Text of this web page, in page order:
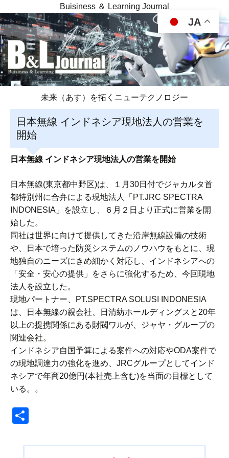
Buisiness ＆ Learning Journal
未来（あす）を拓くニューテクノロジー
日本無線 インドネシア現地法人の営業を
開始
日本無線 インドネシア現地法人の営業を開始
日本無線(東京都中野区)は、１月30日付でジャカルタ首
都特別州に合弁による現地法人「PT.JRC SPECTRA
INDONESIA」を設立し、６月２日より正式に営業を開
始した。
同社は世界に向けて提供してきた沿岸無線設備の技術
や、日本で培った防災システムのノウハウをもとに、現
地独自のニーズにきめ細かく対応し、インドネシアへの
「安全・安心の提供」をさらに強化するため、今回現地
法人を設立した。
現地パートナー、PT.SPECTRA SOLUSI INDONESIA
は、日本無線の親会社、日清紡ホールディングスと20年
以上の提携関係にある財閥ワルが、ジャヤ・グループの
関連会社。
インドネシア自国予算による案件への対応やODA案件で
の現地調達力の強化を進め、JRCグループとしてインド
ネシアで年商20億円(本社売上含む)を当面の目標として
いる。。
JA